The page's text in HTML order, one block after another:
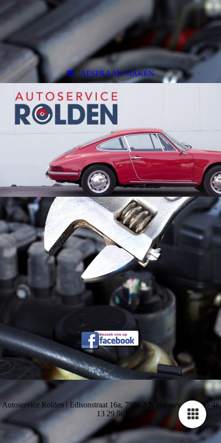
AFSPRAAK MAKEN
Autoservice Rolden | Edisonstraat 16a, 7903 AN Hoogeveen | 06 - 46
13 29 56